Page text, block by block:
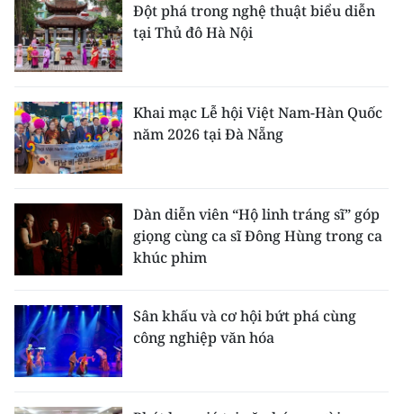
Đột phá trong nghệ thuật biểu diễn
tại Thủ đô Hà Nội
Khai mạc Lễ hội Việt Nam-Hàn Quốc
năm 2026 tại Đà Nẵng
Dàn diễn viên “Hộ linh tráng sĩ” góp
giọng cùng ca sĩ Đông Hùng trong ca
khúc phim
Sân khấu và cơ hội bứt phá cùng
công nghiệp văn hóa